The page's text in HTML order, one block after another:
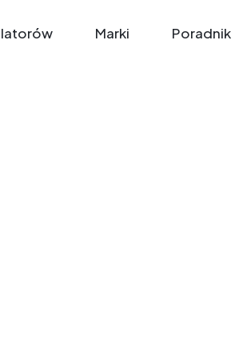
Marki Poradnik